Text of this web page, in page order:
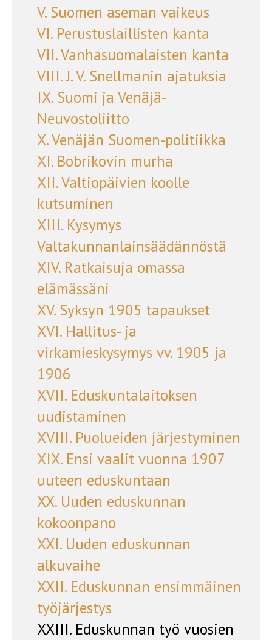
V. Suomen aseman vaikeus
VI. Perustuslaillisten kanta
VII. Vanhasuomalaisten kanta
VIII. J. V. Snellmanin ajatuksia
IX. Suomi ja Venäjä-
Neuvostoliitto
X. Venäjän Suomen-politiikka
XI. Bobrikovin murha
XII. Valtiopäivien koolle
kutsuminen
XIII. Kysymys
Valtakunnanlainsäädännöstä
XIV. Ratkaisuja omassa
elämässäni
XV. Syksyn 1905 tapaukset
XVI. Hallitus- ja
virkamieskysymys vv. 1905 ja
1906
XVII. Eduskuntalaitoksen
uudistaminen
XVIII. Puolueiden järjestyminen
XIX. Ensi vaalit vuonna 1907
uuteen eduskuntaan
XX. Uuden eduskunnan
kokoonpano
XXI. Uuden eduskunnan
alkuvaihe
XXII. Eduskunnan ensimmäinen
työjärjestys
XXIII. Eduskunnan työ vuosien